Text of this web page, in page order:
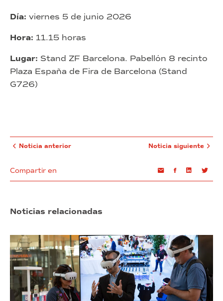
Día: viernes 5 de junio 2026
Hora: 11.15 horas
Lugar: Stand ZF Barcelona. Pabellón 8 recinto
Plaza España de Fira de Barcelona (Stand
G726)
Noticia anterior
Compartir en EmailFacebookLinkedin
Noticia siguiente
Noticias relacionadas